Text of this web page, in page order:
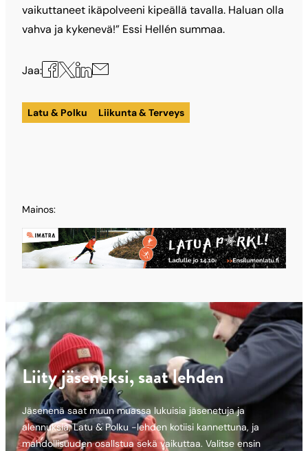
vaikuttaneet ikäpolveeni kipeällä tavalla. Haluan olla
vahva ja kykenevä!” Essi Hellén summaa.
Jaa: Jaa
Facebookissa
Jaa
X:ssä
Jaa
LinkedInissä
Jaa
sähköpostilla
Latu & Polku Liikunta & Terveys
Mainos:
Liity jäseneksi, saat lehden
Jäsenenä saat muun muassa lukuisia jäsenetuja ja
alennuksia, Latu & Polku -lehden kotiisi kannettuna, ja
mahdollisuuden osallstua sekä vaikuttaa. Valitse ensin